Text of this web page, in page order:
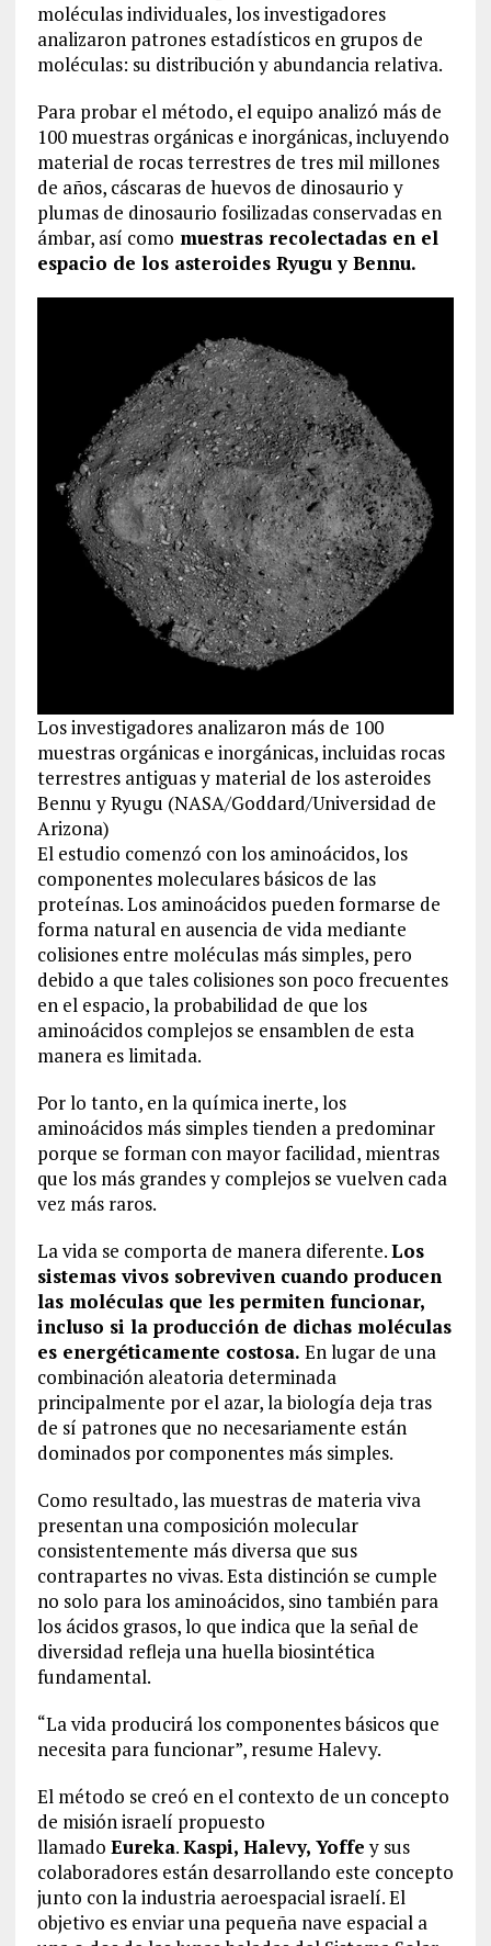
moléculas individuales, los investigadores
analizaron patrones estadísticos en grupos de
moléculas: su distribución y abundancia relativa.
Para probar el método, el equipo analizó más de
100 muestras orgánicas e inorgánicas, incluyendo
material de rocas terrestres de tres mil millones
de años, cáscaras de huevos de dinosaurio y
plumas de dinosaurio fosilizadas conservadas en
ámbar, así como muestras recolectadas en el
espacio de los asteroides Ryugu y Bennu.
Los investigadores analizaron más de 100
muestras orgánicas e inorgánicas, incluidas rocas
terrestres antiguas y material de los asteroides
Bennu y Ryugu (NASA/Goddard/Universidad de
Arizona)
El estudio comenzó con los aminoácidos, los
componentes moleculares básicos de las
proteínas. Los aminoácidos pueden formarse de
forma natural en ausencia de vida mediante
colisiones entre moléculas más simples, pero
debido a que tales colisiones son poco frecuentes
en el espacio, la probabilidad de que los
aminoácidos complejos se ensamblen de esta
manera es limitada.
Por lo tanto, en la química inerte, los
aminoácidos más simples tienden a predominar
porque se forman con mayor facilidad, mientras
que los más grandes y complejos se vuelven cada
vez más raros.
La vida se comporta de manera diferente.Los
sistemas vivos sobreviven cuando producen
las moléculas que les permiten funcionar,
incluso si la producción de dichas moléculas
es energéticamente costosa. En lugar de una
combinación aleatoria determinada
principalmente por el azar, la biología deja tras
de sí patrones que no necesariamente están
dominados por componentes más simples.
Como resultado, las muestras de materia viva
presentan una composición molecular
consistentemente más diversa que sus
contrapartes no vivas. Esta distinción se cumple
no solo para los aminoácidos, sino también para
los ácidos grasos, lo que indica que la señal de
diversidad refleja una huella biosintética
fundamental.
“La vida producirá los componentes básicos que
necesita para funcionar”, resume Halevy.
El método se creó en el contexto de un concepto
de misión israelí propuesto
llamado Eureka.Kaspi, Halevy, Yoffey sus
colaboradores están desarrollando este concepto
junto con la industria aeroespacial israelí. El
objetivo es enviar una pequeña nave espacial a